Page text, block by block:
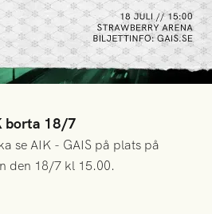
borta 18/7
se AIK - GAIS på plats på
den 18/7 kl 15.00.